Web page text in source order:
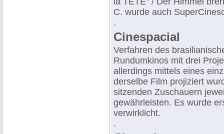
C. wurde auch
.
Cinespacial
Verfahren des
Rundumkinos mit drei
allerdings mittels eines
derselbe Film projiziert
sitzenden Zuschauern
gewährleisten. Es wurde
verwirklicht.
.